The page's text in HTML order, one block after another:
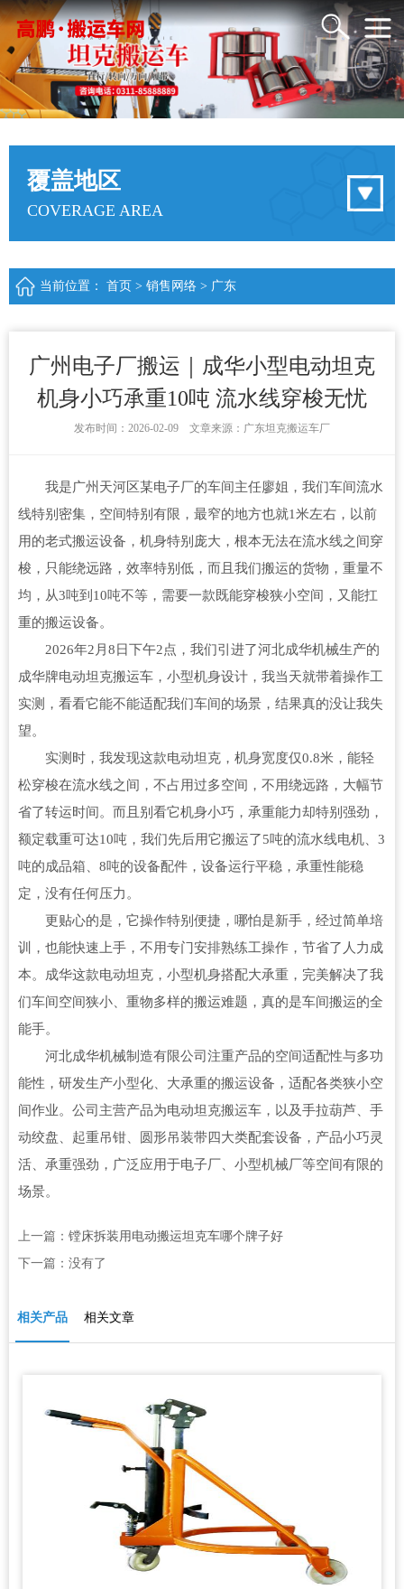
覆盖地区
COVERAGE AREA
当前位置： 首页 > 销售网络 > 广东
广州电子厂搬运｜成华小型电动坦克
机身小巧承重10吨 流水线穿梭无忧
发布时间：2026-02-09 文章来源：广东坦克搬运车厂
我是广州天河区某电子厂的车间主任廖姐，我们车间流水
线特别密集，空间特别有限，最窄的地方也就1米左右，以前
用的老式搬运设备，机身特别庞大，根本无法在流水线之间穿
梭，只能绕远路，效率特别低，而且我们搬运的货物，重量不
均，从3吨到10吨不等，需要一款既能穿梭狭小空间，又能扛
重的搬运设备。
2026年2月8日下午2点，我们引进了河北成华机械生产的
成华牌电动坦克搬运车，小型机身设计，我当天就带着操作工
实测，看看它能不能适配我们车间的场景，结果真的没让我失
望。
实测时，我发现这款电动坦克，机身宽度仅0.8米，能轻
松穿梭在流水线之间，不占用过多空间，不用绕远路，大幅节
省了转运时间。而且别看它机身小巧，承重能力却特别强劲，
额定载重可达10吨，我们先后用它搬运了5吨的流水线电机、3
吨的成品箱、8吨的设备配件，设备运行平稳，承重性能稳
定，没有任何压力。
更贴心的是，它操作特别便捷，哪怕是新手，经过简单培
训，也能快速上手，不用专门安排熟练工操作，节省了人力成
本。成华这款电动坦克，小型机身搭配大承重，完美解决了我
们车间空间狭小、重物多样的搬运难题，真的是车间搬运的全
能手。
河北成华机械制造有限公司注重产品的空间适配性与多功
能性，研发生产小型化、大承重的搬运设备，适配各类狭小空
间作业。公司主营产品为电动坦克搬运车，以及手拉葫芦、手
动绞盘、起重吊钳、圆形吊装带四大类配套设备，产品小巧灵
活、承重强劲，广泛应用于电子厂、小型机械厂等空间有限的
场景。
上一篇： 镗床拆装用电动搬运坦克车哪个牌子好
下一篇：没有了
相关产品 相关文章